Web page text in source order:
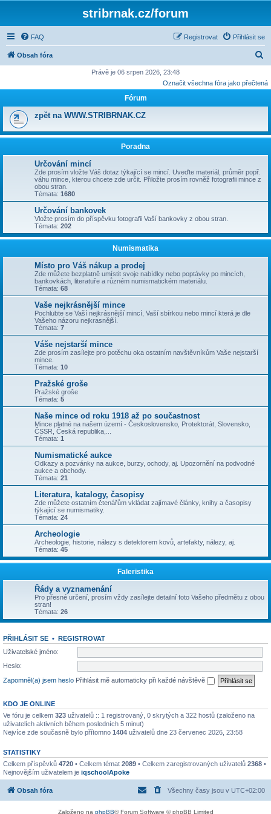
stribrnak.cz/forum
FAQ Přihlásit se
Registrovat
Obsah fóra
e
Právě je 06 srpen 2026, 23:48
Označit všechna fóra jako přečtená
Fórum
zpět na WWW.STRIBRNAK.CZ
Poradna
Určování mincí
Zde prosím vložte Váš dotaz týkající se mincí. Uveďte materiál, průměr popř.
váhu mince, kterou chcete zde určit. Přiložte prosím rovněž fotografii mince z
obou stran.
Témata: 1680
Určování bankovek
Vložte prosím do příspěvku fotografii Vaší bankovky z obou stran.
Témata: 202
Numismatika
Místo pro Váš nákup a prodej
Zde můžete bezplatně umístit svoje nabídky nebo poptávky po mincích,
bankovkách, literatuře a různém numismatickém materiálu.
Témata: 68
Vaše nejkrásnější mince
Pochlubte se Vaší nejkrásnější mincí, Vaší sbírkou nebo mincí která je dle
Vašeho názoru nejkrasnější.
Témata: 7
Váše nejstarší mince
Zde prosím zasílejte pro potěchu oka ostatním navštěvníkům Vaše nejstarší
mince.
Témata: 10
Pražské groše
Pražské groše
Témata: 5
Naše mince od roku 1918 až po součastnost
Mince platné na našem území - Československo, Protektorát, Slovensko,
ČSSR, Česká republika,...
Témata: 1
Numismatické aukce
Odkazy a pozvánky na aukce, burzy, ochody, aj. Upozornění na podvodné
aukce a obchody.
Témata: 21
Literatura, katalogy, časopisy
Zde můžete ostatním čtenářům vkládat zajímavé články, knihy a časopisy
týkající se numismatiky.
Témata: 24
Archeologie
Archeologie, historie, nálezy s detektorem kovů, artefakty, nálezy, aj.
Témata: 45
Faleristika
Řády a vyznamenání
Pro přesné určení, prosím vždy zasílejte detailní foto Vašeho předmětu z obou
stran!
Témata: 26
PŘIHLÁSIT SE • REGISTROVAT
Uživatelské jméno:
Heslo:
Zapomněl(a) jsem heslo Přihlásit mě automaticky při každé návštěvě
KDO JE ONLINE
Ve fóru je celkem 323 uživatelů :: 1 registrovaný, 0 skrytých a 322 hostů (založeno na
uživatelích aktivních během posledních 5 minut)
Nejvíce zde současně bylo přítomno 1404 uživatelů dne 23 červenec 2026, 23:58
STATISTIKY
Celkem příspěvků 4720 • Celkem témat 2089 • Celkem zaregistrovaných uživatelů 2368 •
Nejnovějším uživatelem je iqschoolApoke
Obsah fóra Všechny časy jsou v UTC+02:00
Založeno na phpBB® Forum Software © phpBB Limited